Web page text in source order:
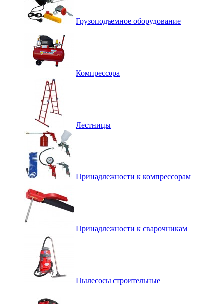
Грузоподъемное оборудование
Компрессора
Лестницы
Принадлежности к компрессорам
Принадлежности к сварочникам
Пылесосы строительные